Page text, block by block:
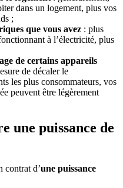
dans un logement, plus vos
;
que vous avez : plus
à l’électricité, plus
de certains appareils
de décaler le
les plus consommateurs, vos
peuvent être légèrement
une puissance de
contrat d’une puissance